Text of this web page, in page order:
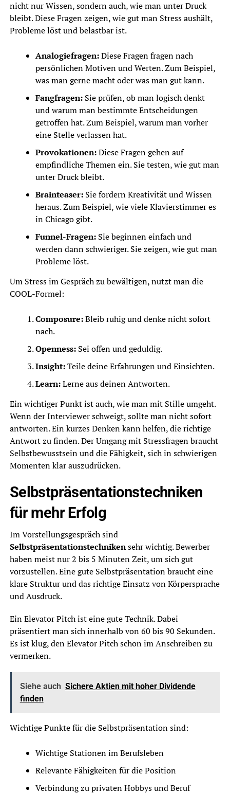
nicht nur Wissen, sondern auch, wie man unter Druck
bleibt. Diese Fragen zeigen, wie gut man Stress aushält,
Probleme löst und belastbar ist.
Analogiefragen:Diese Fragen fragen nach
persönlichen Motiven und Werten. Zum Beispiel,
was man gerne macht oder was man gut kann.
Fangfragen:Sie prüfen, ob man logisch denkt
und warum man bestimmte Entscheidungen
getroffen hat. Zum Beispiel, warum man vorher
eine Stelle verlassen hat.
Provokationen:Diese Fragen gehen auf
empfindliche Themen ein. Sie testen, wie gut man
unter Druck bleibt.
Brainteaser:Sie fordern Kreativität und Wissen
heraus. Zum Beispiel, wie viele Klavierstimmer es
in Chicago gibt.
Funnel-Fragen:Sie beginnen einfach und
werden dann schwieriger. Sie zeigen, wie gut man
Probleme löst.
Um Stress im Gespräch zu bewältigen, nutzt man die
COOL-Formel:
Composure:Bleib ruhig und denke nicht sofort
nach.
Openness:Sei offen und geduldig.
Insight:Teile deine Erfahrungen und Einsichten.
Learn:Lerne aus deinen Antworten.
Ein wichtiger Punkt ist auch, wie man mit Stille umgeht.
Wenn der Interviewer schweigt, sollte man nicht sofort
antworten. Ein kurzes Denken kann helfen, die richtige
Antwort zu finden. Der Umgang mit Stressfragen braucht
Selbstbewusstsein und die Fähigkeit, sich in schwierigen
Momenten klar auszudrücken.
Selbstpräsentationstechniken
für mehr Erfolg
Im Vorstellungsgespräch sind
Selbstpräsentationstechnikensehr wichtig. Bewerber
haben meist nur 2 bis 5 Minuten Zeit, um sich gut
vorzustellen. Eine gute Selbstpräsentation braucht eine
klare Struktur und das richtige Einsatz von Körpersprache
und Ausdruck.
Ein Elevator Pitch ist eine gute Technik. Dabei
präsentiert man sich innerhalb von 60 bis 90 Sekunden.
Es ist klug, den Elevator Pitch schon im Anschreiben zu
vermerken.
Siehe auch Sichere Aktien mit hoher Dividende
finden
Wichtige Punkte für die Selbstpräsentation sind:
Wichtige Stationen im Berufsleben
Relevante Fähigkeiten für die Position
Verbindung zu privaten Hobbys und Beruf